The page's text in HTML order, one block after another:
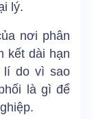
lý.
nơi phân
kết dài hạn
lí do vì sao
là gì để